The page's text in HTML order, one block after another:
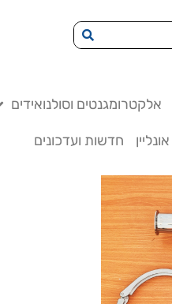
אלקטרומגנטים וסולנואידים
חדשות ועדכונים